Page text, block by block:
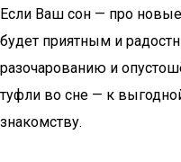
Если Ваш сон — про
будет приятным и
разочарованию и
туфли во сне — к
знакомству.